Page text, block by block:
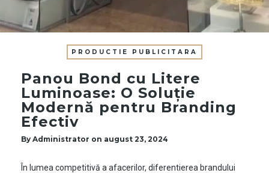
PRODUCTIE PUBLICITARA
Panou Bond cu Litere
Luminoase: O Soluție
Modernă pentru Branding
Efectiv
By Administrator on august 23, 2024
În lumea competitivă a afacerilor, diferentierea brandului